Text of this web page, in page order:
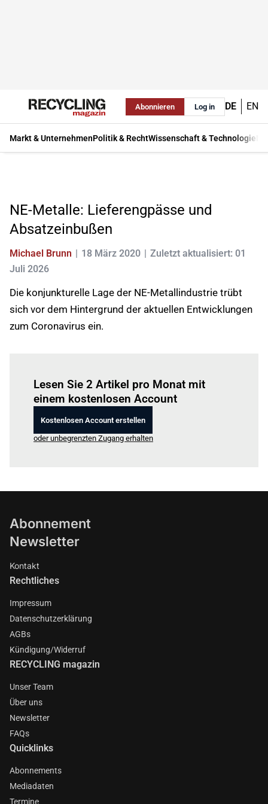
Abonnieren Log in DE EN
Markt & UnternehmenPolitik & RechtWissenschaft & Technologie
NE-Metalle: Lieferengpässe und
Absatzeinbußen
Michael Brunn 18 März 2020
Zuletzt aktualisiert: 01
Juli 2026
Die konjunkturelle Lage der NE-Metallindustrie trübt
sich vor dem Hintergrund der aktuellen Entwicklungen
zum Coronavirus ein.
Lesen Sie 2 Artikel pro Monat mit
einem kostenlosen Account
Kostenlosen Account erstellen
oder unbegrenzten Zugang erhalten
Abonnement
Newsletter
Kontakt
Rechtliches
Impressum
Datenschutzerklärung
AGBs
Kündigung/Widerruf
RECYCLING magazin
Unser Team
Über uns
Newsletter
FAQs
Quicklinks
Abonnements
Mediadaten
Termine